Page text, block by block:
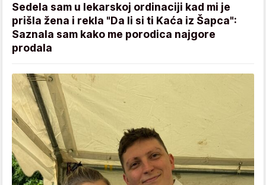
Sedela sam u lekarskoj ordinaciji kad mi je
prišla žena i rekla "Da li si ti Kaća iz Šapca":
Saznala sam kako me porodica najgore
prodala